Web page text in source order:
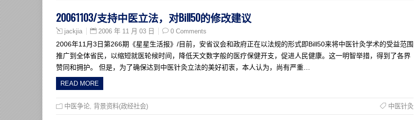
20061103/支持中医立法，对Bill50的修改建议
jackjia 2006 年 11 月 03 日 0 Comments
2006年11月3日第266期《星星生活报》/目前，安省议会和政府正在以法规的形式即Bill50来将中医针灸学术的受益范围
推广到全体省民，以缩短就医轮候时间，降低天文数字般的医疗保健开支，促进人民健康。这一明智举措，得到了各界
赞同和拥护。 但是，为了确保达到中医针灸立法的美好初衷，本人认为，尚有严重…
READ MORE
中医争论 背景资料(政经社会) 中医针灸